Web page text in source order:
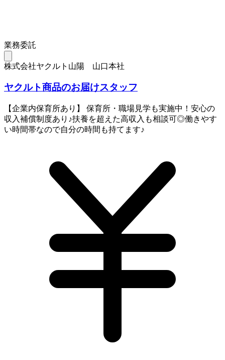
業務委託
株式会社ヤクルト山陽 山口本社
ヤクルト商品のお届けスタッフ
【企業内保育所あり】 保育所・職場見学も実施中！安心の
収入補償制度あり♪扶養を超えた高収入も相談可◎働きやす
い時間帯なので自分の時間も持てます♪